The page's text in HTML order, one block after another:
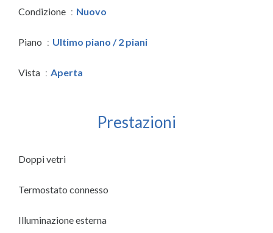
Condizione Nuovo
Piano Ultimo piano / 2 piani
Vista Aperta
Prestazioni
Doppi vetri
Termostato connesso
Illuminazione esterna